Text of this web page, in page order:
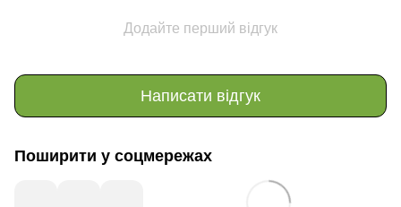
Додайте перший відгук
Написати відгук
Поширити у соцмережах